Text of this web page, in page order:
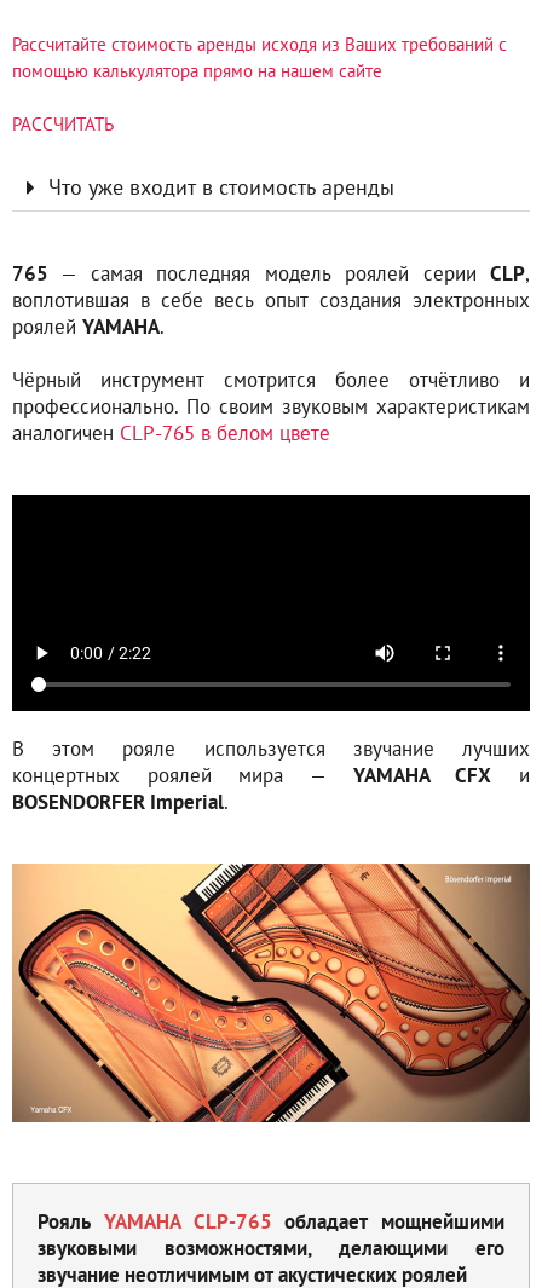
Рассчитайте стоимость аренды исходя из Ваших требований с
помощью калькулятора прямо на нашем сайте
РАССЧИТАТЬ
Что уже входит в стоимость аренды
765 — самая последняя модель роялей серии CLP,
воплотившая в себе весь опыт создания электронных
роялей YAMAHA.
Чёрный инструмент смотрится более отчётливо и
профессионально. По своим звуковым характеристикам
аналогичен CLP-765 в белом цвете
В этом рояле используется звучание лучших
концертных роялей мира — YAMAHA CFX и
BOSENDORFER Imperial.
Рояль YAMAHA CLP-765 обладает мощнейшими
звуковыми возможностями, делающими его
звучание неотличимым от акустических роялей